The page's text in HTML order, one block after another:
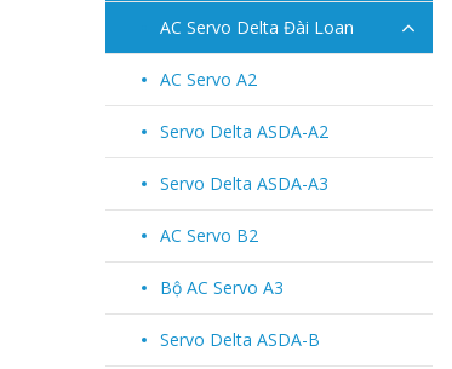
AC Servo Delta Đài Loan
AC Servo A2
Servo Delta ASDA-A2
Servo Delta ASDA-A3
AC Servo B2
Bộ AC Servo A3
Servo Delta ASDA-B